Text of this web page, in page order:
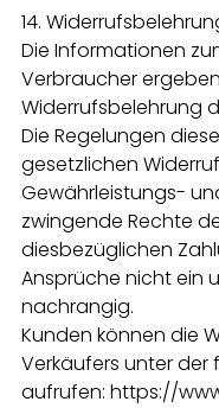
14.
Die Informationen
Verbraucher
Widerrufsbelehrung
Die Regelungen
gesetzlichen
Gewährleistungs-
zwingende Rechte
diesbezüglichen
Ansprüche nicht ein
nachrangig.
Kunden können die
Verkäufers unter
aufrufen: https://